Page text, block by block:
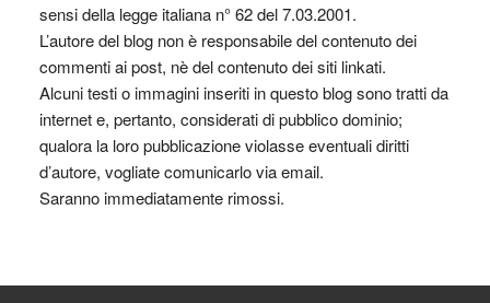
sensi della legge italiana n° 62 del 7.03.2001.
L’autore del blog non è responsabile del contenuto dei
commenti ai post, nè del contenuto dei siti linkati.
Alcuni testi o immagini inseriti in questo blog sono tratti da
internet e, pertanto, considerati di pubblico dominio;
qualora la loro pubblicazione violasse eventuali diritti
d’autore, vogliate comunicarlo via email.
Saranno immediatamente rimossi.